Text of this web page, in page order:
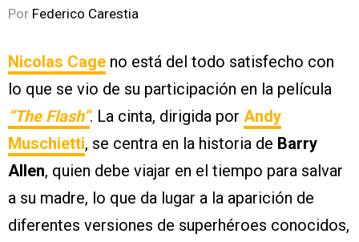
Por Federico Carestia
Nicolas Cage no está del todo satisfecho con
lo que se vio de su participación en la película
“The Flash”. La cinta, dirigida por Andy
Muschietti, se centra en la historia de Barry
Allen, quien debe viajar en el tiempo para salvar
a su madre, lo que da lugar a la aparición de
diferentes versiones de superhéroes conocidos,